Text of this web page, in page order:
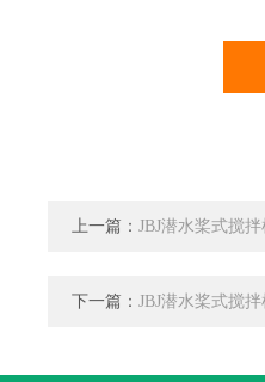
上一篇： JBJ潜水桨式搅
下一篇： JBJ潜水桨式搅